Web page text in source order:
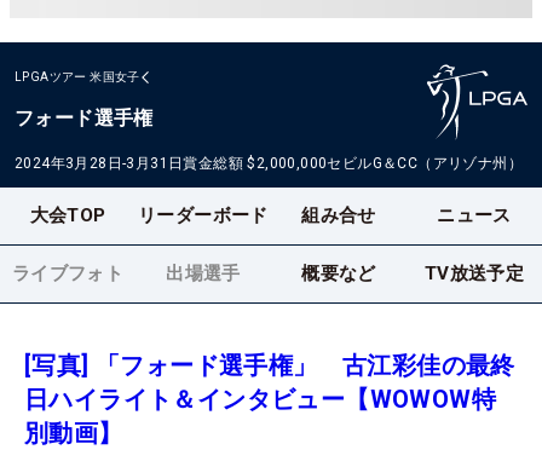
LPGAツアー 米国女子
フォード選手権
2024年3月28日-3月31日賞金総額 $2,000,000セビルG＆CC（アリゾナ州）
大会TOP リーダーボード 組み合せ ニュース
ライブフォト 出場選手 概要など TV放送予定
[写真] 「フォード選手権」 古江彩佳の最終
日ハイライト＆インタビュー【WOWOW特
別動画】